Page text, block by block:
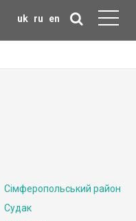
uk ru en
Сімферопольський район
Судак